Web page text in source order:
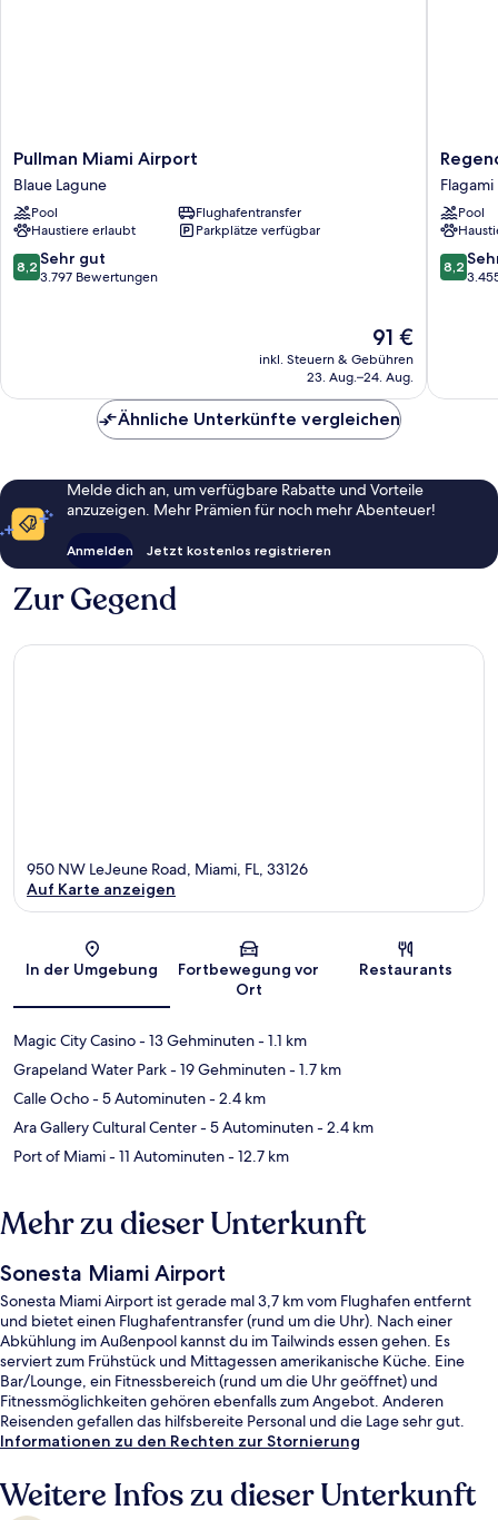
Pullman
Miami
Airport
Blaue
Lagune
Pullman Miami Airport
Blaue Lagune
Pool
Flughafentransfer
Haustiere erlaubt
Parkplätze verfügbar
8.2
von
8,2 Sehr gut
3.797 Bewertungen
Der
Preis
beträgt
91 €
inkl. Steuern & Gebühren
23. Aug.–24. Aug.
Miami
Airport
by
Sonesta
Flagami
Flagami
Pool
8.2
von
8,2
Ähnliche Unterkünfte vergleichen
Melde dich an, um verfügbare Rabatte und Vorteile
anzuzeigen. Mehr Prämien für noch mehr Abenteuer!
Anmelden Jetzt kostenlos registrieren
Zur Gegend
Karte
950 NW LeJeune Road, Miami, FL, 33126
Auf Karte anzeigen
In der Umgebung
Fortbewegung vor
Ort
Restaurants
Magic City Casino- 13 Gehminuten- 1.1 km
Grapeland Water Park- 19 Gehminuten- 1.7 km
Calle Ocho- 5 Autominuten- 2.4 km
Ara Gallery Cultural Center- 5 Autominuten- 2.4 km
Port of Miami- 11 Autominuten- 12.7 km
Mehr zu dieser Unterkunft
Sonesta Miami Airport
Sonesta Miami Airport ist gerade mal 3,7 km vom Flughafen entfernt
und bietet einen Flughafentransfer (rund um die Uhr). Nach einer
Abkühlung im Außenpool kannst du im Tailwinds essen gehen. Es
serviert zum Frühstück und Mittagessen amerikanische Küche. Eine
Bar/Lounge, ein Fitnessbereich (rund um die Uhr geöffnet) und
Fitnessmöglichkeiten gehören ebenfalls zum Angebot. Anderen
Reisenden gefallen das hilfsbereite Personal und die Lage sehr gut.
Informationen zu den Rechten zur Stornierung
Weitere Infos zu dieser Unterkunft